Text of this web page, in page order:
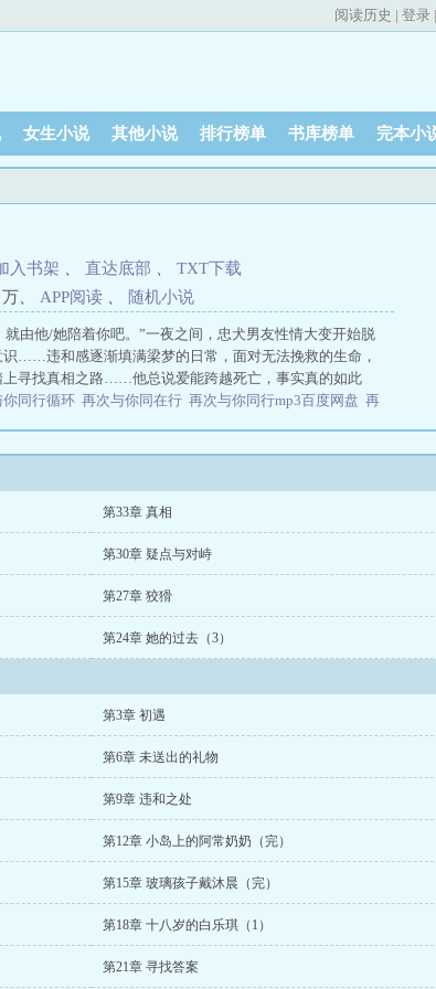
阅读历史 | 登录 |
女生小说 其他小说 排行榜单 书库榜单 完本小
入书架 直达底部
TXT下载
万 APP阅读 随机小说
由他/她陪着你吧。”一夜之间，忠犬男友性情大变开始脱
……违和感逐渐填满梁梦的日常，面对无法挽救的生命，
寻找真相之路……他总说爱能跨越死亡，事实真的如此
你同行循环 再次与你同在行 再次与你同行mp3百度网盘 再
同行歌词完整版
再次与你同行的拼音 再次与你同行歌曲原唱完整版 再
与你同行钢琴曲 再次与你同行的歌曲
第33章 真相
第30章 疑点与对峙
第27章 狡猾
第24章 她的过去（3）
第3章 初遇
第6章 未送出的礼物
第9章 违和之处
第12章 小岛上的阿常奶奶（完）
第15章 玻璃孩子戴沐晨（完）
第18章 十八岁的白乐琪（1）
第21章 寻找答案